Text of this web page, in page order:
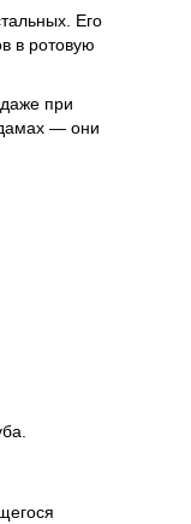
Его
в ротовую
при
— они